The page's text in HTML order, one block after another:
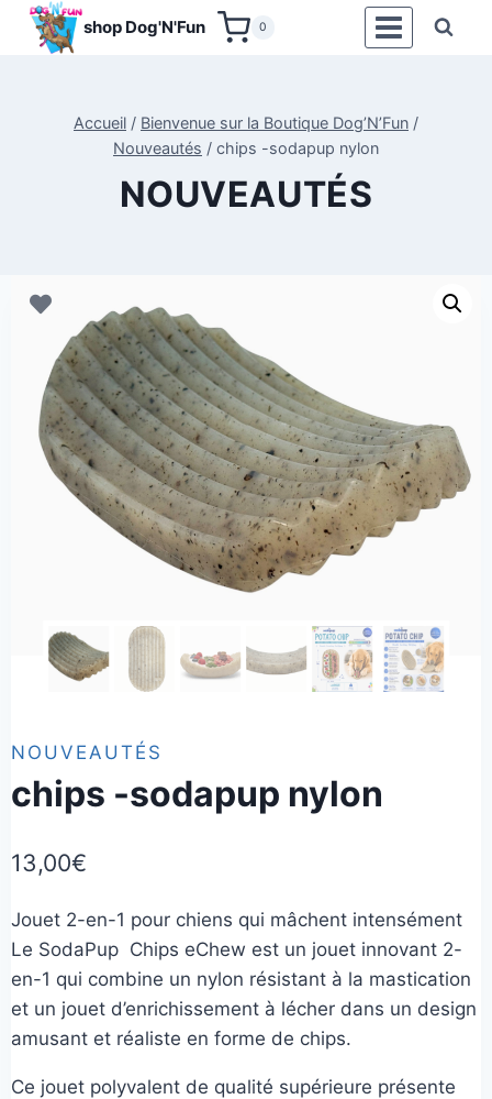
Aller
shop Dog'N'Fun 0
Accueil / Bienvenue sur la Boutique Dog’N’Fun /
Nouveautés / chips -sodapup nylon
NOUVEAUTÉS
NOUVEAUTÉS
chips -sodapup nylon
13,00€
Jouet 2-en-1 pour chiens qui mâchent intensément
Le SodaPup Chips eChew est un jouet innovant 2-
en-1 qui combine un nylon résistant à la mastication
et un jouet d’enrichissement à lécher dans un design
amusant et réaliste en forme de chips.
Ce jouet polyvalent de qualité supérieure présente